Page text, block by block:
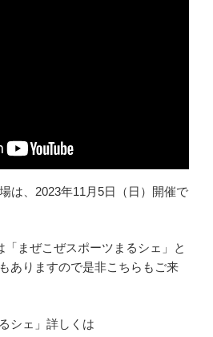
は、2023年11月5日（日）開催で
「まぜこぜスポーツまるシェ」と
ありますので是非こちらもご来
シェ」詳しくは